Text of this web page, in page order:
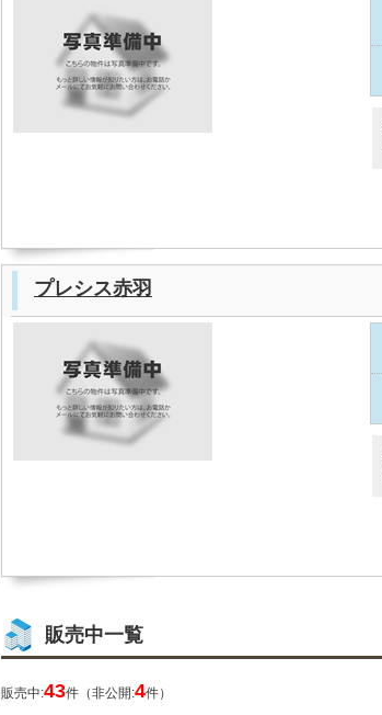
プレシス赤羽
販売中一覧
販売中:43件（非公開:4件）